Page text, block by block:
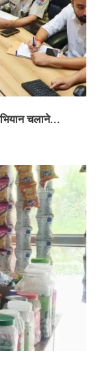
चलाने...